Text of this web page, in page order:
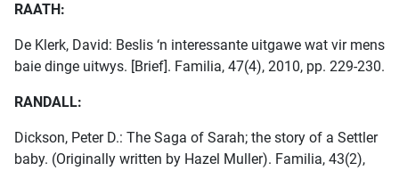
RAATH:
De Klerk, David: Beslis ‘n interessante uitgawe wat vir mens
baie dinge uitwys. [Brief]. Familia, 47(4), 2010, pp. 229-230.
RANDALL:
Dickson, Peter D.: The Saga of Sarah; the story of a Settler
baby. (Originally written by Hazel Muller). Familia, 43(2),